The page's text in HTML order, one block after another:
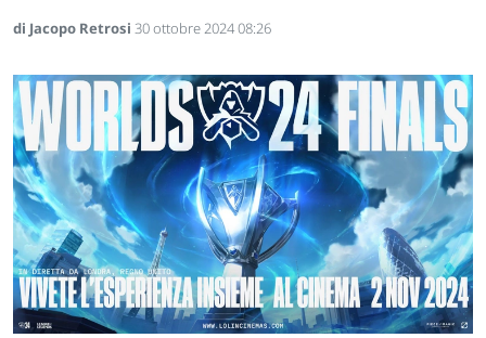
di Jacopo Retrosi 30 ottobre 2024 08:26